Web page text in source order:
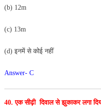
(b) 12m
(c) 13m
(d) इनमें से कोई नहीं
Answer- C
40. एक सीढ़ी दिवाल से झुकाकर लगा